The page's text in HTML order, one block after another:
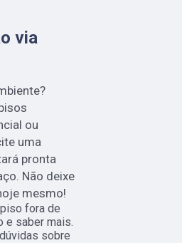
via
ou
uma
pronta
Não deixe
mesmo!
fora de
e saber mais.
sobre